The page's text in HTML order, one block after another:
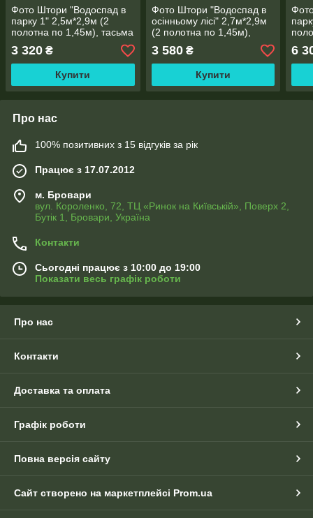
Фото Штори "Водоспад в
парку 1" 2,5м*2,9м (2
полотна по 1,45м), тасьма
3 320 ₴
Купити
Фото Штори "Водоспад в
осінньому лісі" 2,7м*2,9м
(2 полотна по 1,45м),
тасьма
3 580₴
Купити
6
Про нас
100% позитивних з 15 відгуків за рік
Працює з 17.07.2012
м. Бровари
вул. Короленко, 72, ТЦ «Ринок на Київській», Поверх 2,
Бутік 1, Бровари, Україна
Контакти
Сьогодні працює з 10:00 до 19:00
Показати весь графік роботи
Про нас
Контакти
Доставка та оплата
Графік роботи
Повна версія сайту
Сайт створено на маркетплейсі Prom.ua